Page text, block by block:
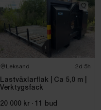
Leksand 2d 5h
Lastväxlarflak | Ca 5,0 m |
Verktygsfack
20 000 kr · 11 bud